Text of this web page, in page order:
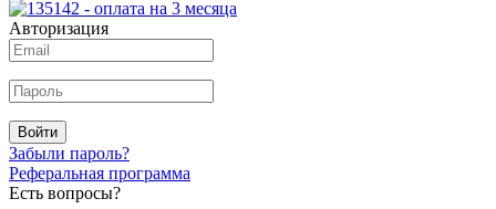
Авторизация
Войти
Забыли пароль?
Реферальная программа
Есть вопросы?